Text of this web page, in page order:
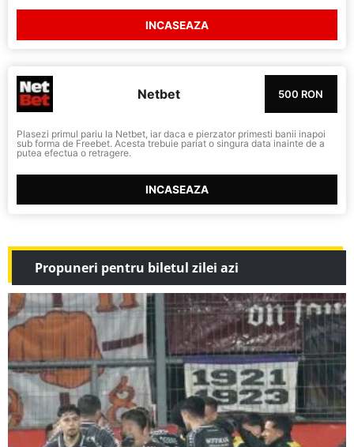
INCASEAZA
Netbet 500 RON
Plasezi primul pariu la Netbet, iar daca e pierzator primesti banii inapoi
sub forma de Freebet. Acesta trebuie pariat o singura data inainte de a
putea efectua o retragere.
INCASEAZA
Propuneri pentru biletul zilei azi